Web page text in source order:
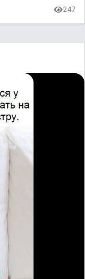
247